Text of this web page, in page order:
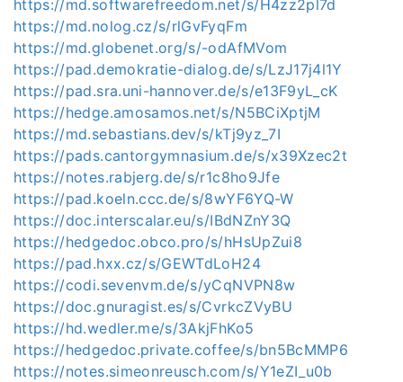
https://md.softwarefreedom.net/s/H4zz2pl7d
https://md.nolog.cz/s/rlGvFyqFm
https://md.globenet.org/s/-odAfMVom
https://pad.demokratie-dialog.de/s/LzJ17j4l1Y
https://pad.sra.uni-hannover.de/s/e13F9yL_cK
https://hedge.amosamos.net/s/N5BCiXptjM
https://md.sebastians.dev/s/kTj9yz_7I
https://pads.cantorgymnasium.de/s/x39Xzec2t
https://notes.rabjerg.de/s/r1c8ho9Jfe
https://pad.koeln.ccc.de/s/8wYF6YQ-W
https://doc.interscalar.eu/s/IBdNZnY3Q
https://hedgedoc.obco.pro/s/hHsUpZui8
https://pad.hxx.cz/s/GEWTdLoH24
https://codi.sevenvm.de/s/yCqNVPN8w
https://doc.gnuragist.es/s/CvrkcZVyBU
https://hd.wedler.me/s/3AkjFhKo5
https://hedgedoc.private.coffee/s/bn5BcMMP6
https://notes.simeonreusch.com/s/Y1eZI_u0b